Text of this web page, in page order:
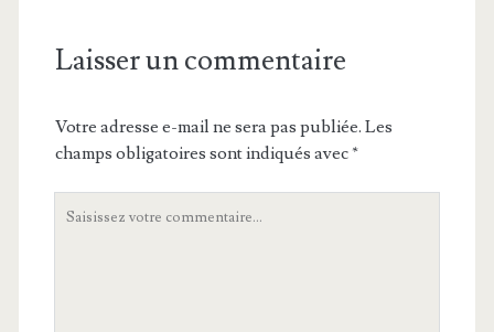
Laisser un commentaire
Votre adresse e-mail ne sera pas publiée. Les
champs obligatoires sont indiqués avec*